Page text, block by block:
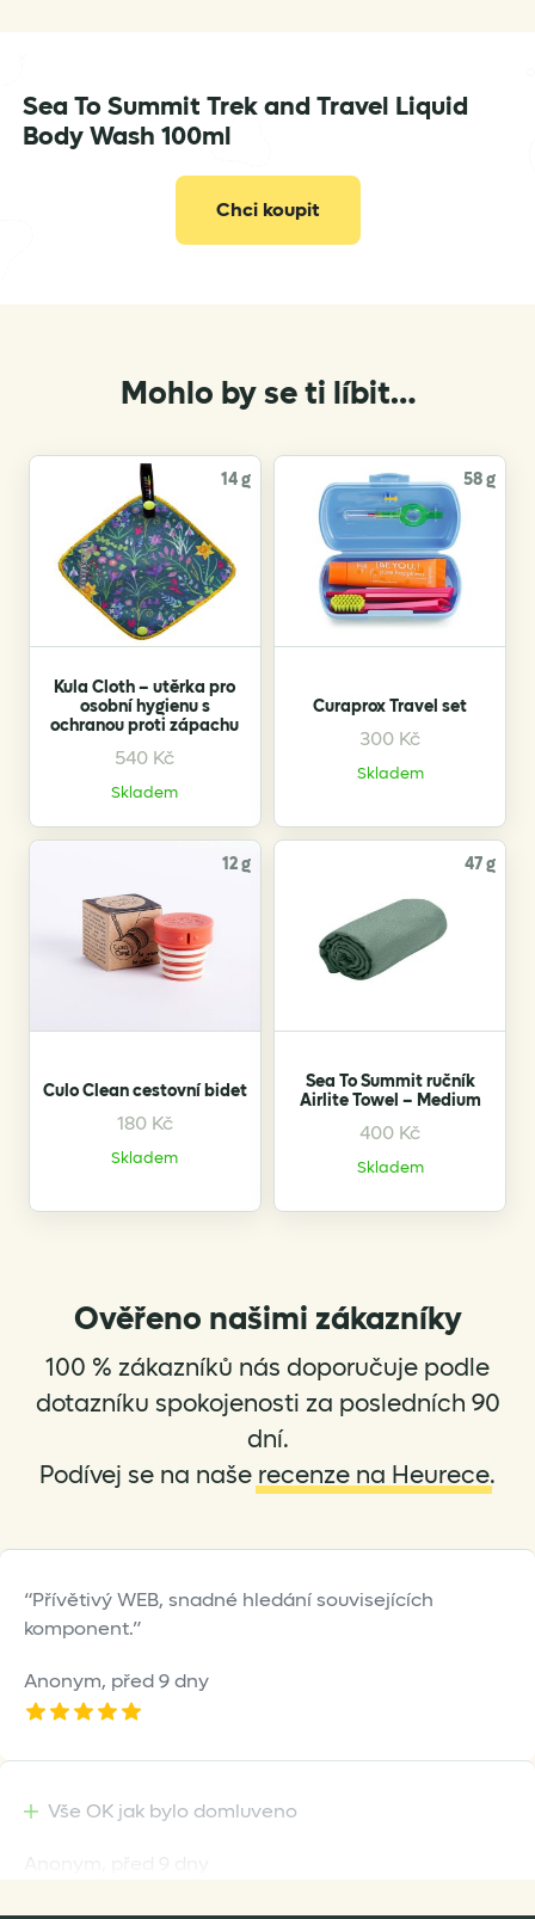
info@seatosummit.eu
Sea To Summit Trek and Travel Liquid
Body Wash 100ml
Chci koupit
Mohlo by se ti líbit…
14 g
Kula Cloth – utěrka pro
osobní hygienu s
ochranou proti zápachu
540 Kč
Skladem
This
has
multiple
variants.
The
options
may
be
on
product
page
58 g
Curaprox Travel set
300 Kč
Skladem
This
product
multiple
variants.
The
options
may
on
product
page
12 g
Culo Clean cestovní bidet
180 Kč
Skladem
This
product
multiple
options
may
be
chosen
on
product
47 g
Sea To Summit ručník
Airlite Towel – Medium
400 Kč
Skladem
This
product
multiple
options
may
be
chosen
on
product
Ověřeno našimi zákazníky
100 % zákazníků nás doporučuje podle
dotazníku spokojenosti za posledních 90
dní.
Podívej se na naše recenze na Heurece.
Přívětivý WEB, snadné hledání souvisejících
komponent.
Anonym, před 9 dny
Vše OK jak bylo domluveno